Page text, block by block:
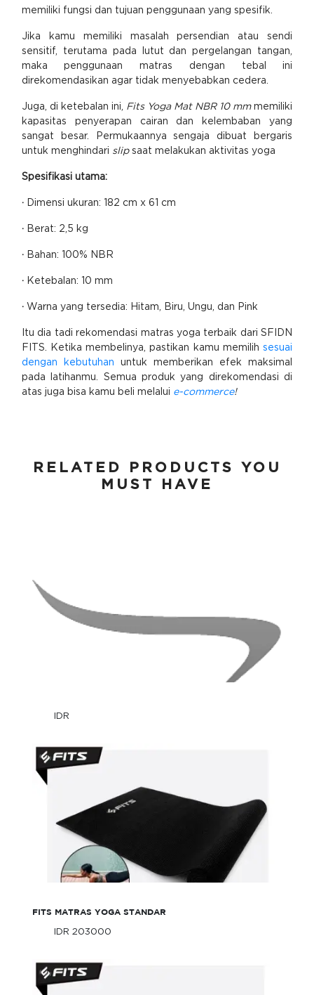
memiliki fungsi dan tujuan penggunaan yang spesifik.
Jika kamu memiliki masalah persendian atau sendi
sensitif, terutama pada lutut dan pergelangan tangan,
maka penggunaan matras dengan tebal ini
direkomendasikan agar tidak menyebabkan cedera.
Juga, di ketebalan ini, Fits Yoga Mat NBR 10 mmmemiliki
kapasitas penyerapan cairan dan kelembaban yang
sangat besar. Permukaannya sengaja dibuat bergaris
untuk menghindari slipsaat melakukan aktivitas yoga
Spesifikasi utama:
· Dimensi ukuran: 182 cm x 61 cm
· Berat: 2,5 kg
· Bahan: 100% NBR
· Ketebalan: 10 mm
· Warna yang tersedia: Hitam, Biru, Ungu, dan Pink
Itu dia tadi rekomendasi matras yoga terbaik dari SFIDN
FITS. Ketika membelinya, pastikan kamu memilihsesuai
dengan kebutuhan untuk memberikan efek maksimal
pada latihanmu. Semua produk yang direkomendasi di
atas juga bisa kamu beli melalui e-commerce!
RELATED PRODUCTS YOU
MUST HAVE
IDR
IDR
FITS MATRAS YOGA STANDAR
IDR 203000
FITS Matras Yoga Standar
IDR 203000